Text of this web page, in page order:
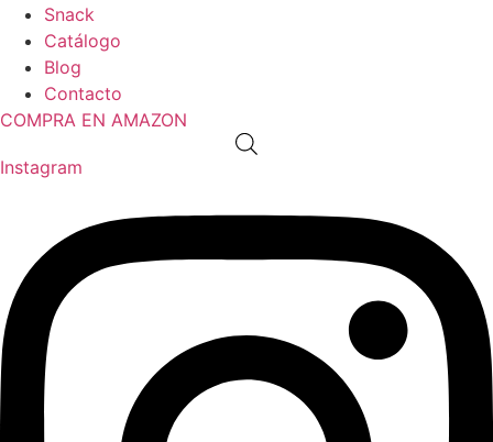
Snack
Catálogo
Blog
Contacto
COMPRA EN AMAZON
Instagram